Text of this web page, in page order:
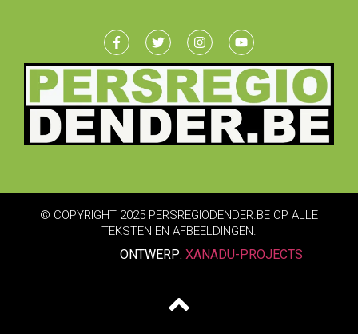
© COPYRIGHT 2025 PERSREGIODENDER.BE OP ALLE
TEKSTEN EN AFBEELDINGEN.
ONTWERP: XANADU-PROJECTS